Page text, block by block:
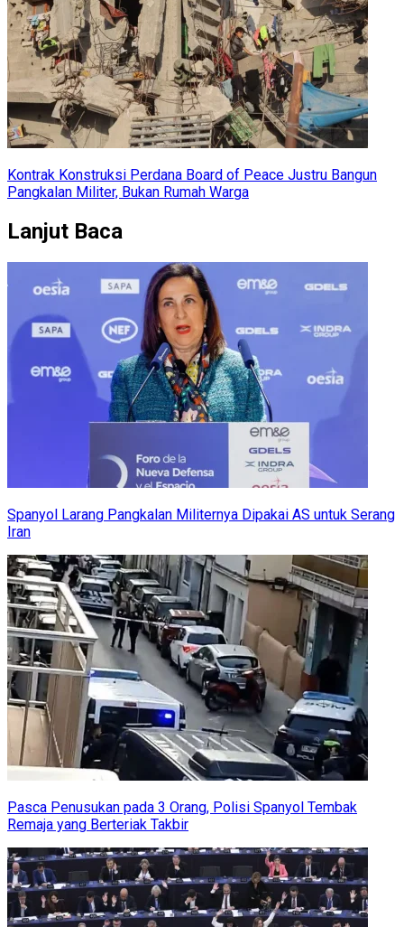
Kontrak Konstruksi Perdana Board of Peace Justru Bangun
Pangkalan Militer, Bukan Rumah Warga
Lanjut Baca
Spanyol Larang Pangkalan Militernya Dipakai AS untuk Serang
Iran
Pasca Penusukan pada 3 Orang, Polisi Spanyol Tembak
Remaja yang Berteriak Takbir